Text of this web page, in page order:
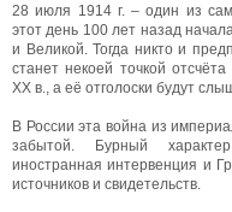
28 июля 1914 г. – один из
этот день 100 лет назад
и Великой. Тогда никто и
станет некоей точкой
XX в., а её отголоски будут
В России эта война из
забытой. Бурный
иностранная интервенция и
источников и свидетельств.